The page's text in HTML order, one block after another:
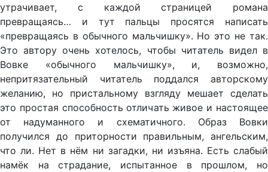
утрачивает, с каждой страницей романа
превращаясь… и тут пальцы просятся написать
«превращаясь в обычного мальчишку». Но это не так.
Это автору очень хотелось, чтобы читатель видел в
Вовке «обычного мальчишку», и, возможно,
непритязательный читатель поддался авторскому
желанию, но пристальному взгляду мешает сделать
это простая способность отличать живое и настоящее
от надуманного и схематичного. Образ Вовки
получился до приторности правильным, ангельским,
что ли. Нет в нём ни загадки, ни изъяна. Есть слабый
намёк на страдание, испытанное в прошлом, но